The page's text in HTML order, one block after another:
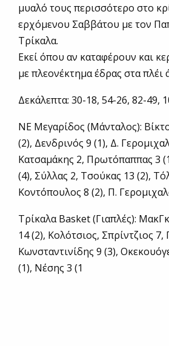
μυαλό τους περισσότερο στο
ερχόμενου Σαββάτου με τον
Τρίκαλα.
Εκεί όπου αν καταφέρουν και
με πλεονέκτημα έδρας στα πλέι
Δεκάλεπτα: 30-18, 54-26, 82-49,
ΝΕ Μεγαρίδος (Μάνταλος):
(2), Δενδρινός 9 (1), Δ.
Κατσαμάκης 2, Πρωτόπαππας 3
(4), Σύλλας 2, Τσούκας 13 (2),
Κοντόπουλος 8 (2), Π.
Τρίκαλα Basket (Γιαπλές):
14 (2), Κολότσιος, Σπρίντζιος 7,
Κωνσταντινίδης 9 (3),
(1), Νέσης 3 (1